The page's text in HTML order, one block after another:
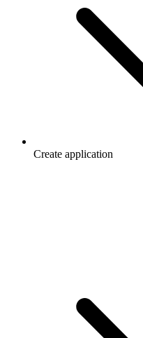
Create application